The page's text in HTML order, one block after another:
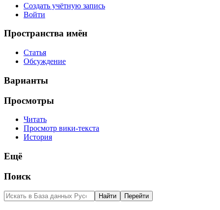
Создать учётную запись
Войти
Пространства имён
Статья
Обсуждение
Варианты
Просмотры
Читать
Просмотр вики-текста
История
Ещё
Поиск